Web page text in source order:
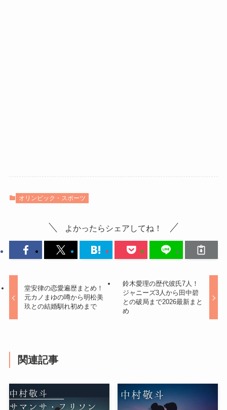
オリンピック・スポーツ
よかったらシェアしてね！
堂安律の恋愛遍歴まとめ！
元カノまゆの噂から明松美
玖との結婚馴れ初めまで
鈴木愛理の歴代彼氏7人！
ジャニーズ3人から田中碧
との破局まで2026最新まと
め
関連記事